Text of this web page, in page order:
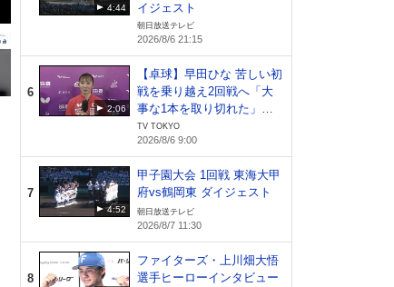
4:44
イジェスト
朝日放送テレビ
2026/8/6 21:15
6
2:06
【卓球】早田ひな 苦しい初
戦を乗り越え2回戦へ「大
事な1本を取り切れた」日
本開催でファンへ恩返し｜
WTTチャンピオンズ横浜20
26
TV TOKYO
2026/8/6 9:00
7
4:52
甲子園大会 1回戦 東海大甲
府vs鶴岡東 ダイジェスト
朝日放送テレビ
2026/8/7 11:30
8
ファイターズ・上川畑大悟
選手ヒーローインタビュー